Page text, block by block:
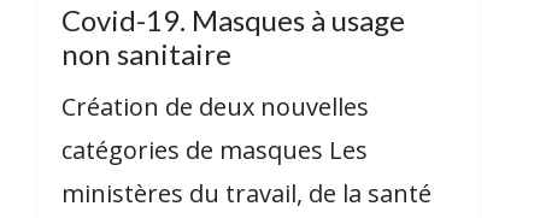
Covid-19. Masques à usage
non sanitaire
Création de deux nouvelles
catégories de masques Les
ministères du travail, de la santé